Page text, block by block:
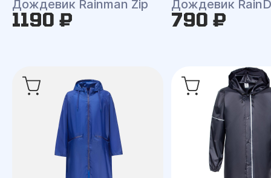
Дождевик Rainman Zip
1190 ₽
Дождевик
790 ₽